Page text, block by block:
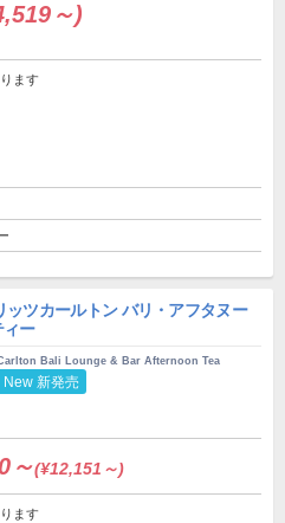
～)
ます
ッツカールトン バリ・アフタヌー
ィー
Bali Lounge & Bar Afternoon Tea
New 新発売
～(¥12,151～)
ます